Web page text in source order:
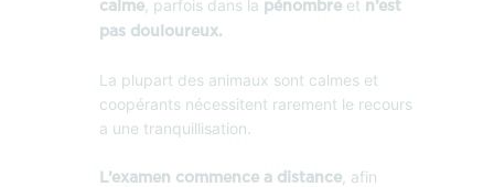
calme, parfois dans la pénombre et n’est
pas douloureux.
La plupart des animaux sont calmes et
coopérants nécessitent rarement le recours
a une tranquillisation.
L’examen commence a distance, afin